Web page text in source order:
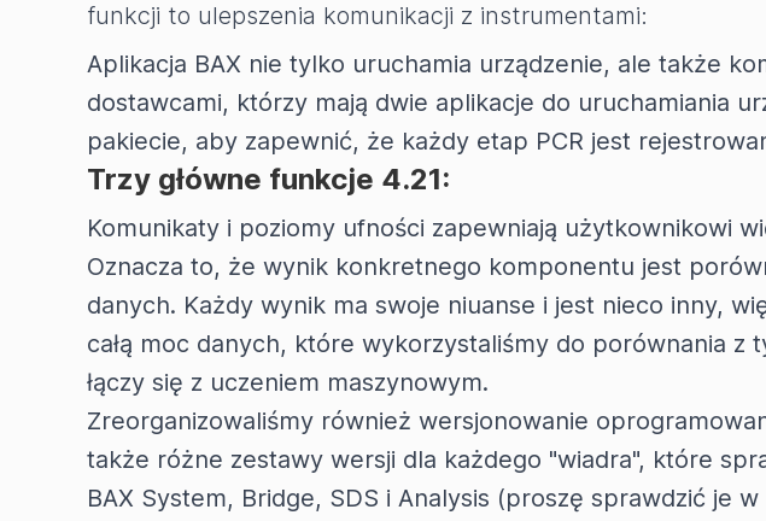
funkcji to ulepszenia komunikacji z instrumentami:
Aplikacja BAX nie tylko uruchamia urządzenie, ale także
dostawcami, którzy mają dwie aplikacje do uruchamiania
pakiecie, aby zapewnić, że każdy etap PCR jest
Trzy główne funkcje 4.21:
Komunikaty i poziomy ufności zapewniają użytkownikowi
Oznacza to, że wynik konkretnego komponentu jest
danych. Każdy wynik ma swoje niuanse i jest nieco inny,
całą moc danych, które wykorzystaliśmy do porównania
łączy się z uczeniem maszynowym.
Zreorganizowaliśmy również wersjonowanie
także różne zestawy wersji dla każdego "wiadra", które
BAX System, Bridge, SDS i Analysis (proszę sprawdzić je